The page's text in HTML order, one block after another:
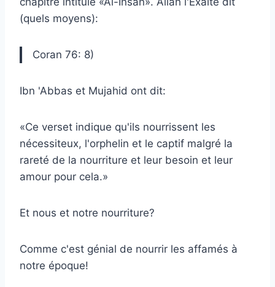
(quels moyens):
Coran 76: 8)
Ibn 'Abbas et Mujahid ont dit:
«Ce verset indique qu'ils nourrissent les
nécessiteux, l'orphelin et le captif malgré la
rareté de la nourriture et leur besoin et leur
amour pour cela.»
Et nous et notre nourriture?
Comme c'est génial de nourrir les affamés à
notre époque!